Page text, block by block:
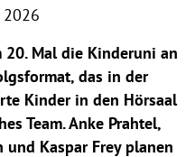
2026
20. Mal die Kinderuni an
das in der
Kinder in den Hörsaal
Team. Anke Prahtel,
und Kaspar Frey planen